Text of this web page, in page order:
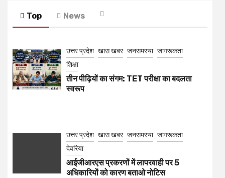
Top News
उत्तर प्रदेश खास खबर जनसमस्या जागरूकता
शिक्षा
तीन पीढ़ियों का संगम: TET परीक्षा का बदलता
स्वरूप
उत्तर प्रदेश खास खबर जनसमस्या जागरूकता
देवरिया
आईजीआरएस प्रकरणों में लापरवाही पर 5
अधिकारियों को कारण बताओ नोटिस